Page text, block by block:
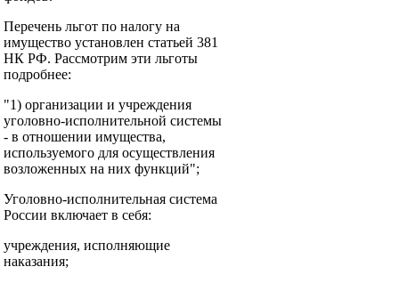
Перечень льгот по налогу на
имущество установлен статьей 381
НК РФ. Рассмотрим эти льготы
подробнее:
"1) организации и учреждения
уголовно-исполнительной системы
- в отношении имущества,
используемого для осуществления
возложенных на них функций";
Уголовно-исполнительная система
России включает в себя:
учреждения, исполняющие
наказания;